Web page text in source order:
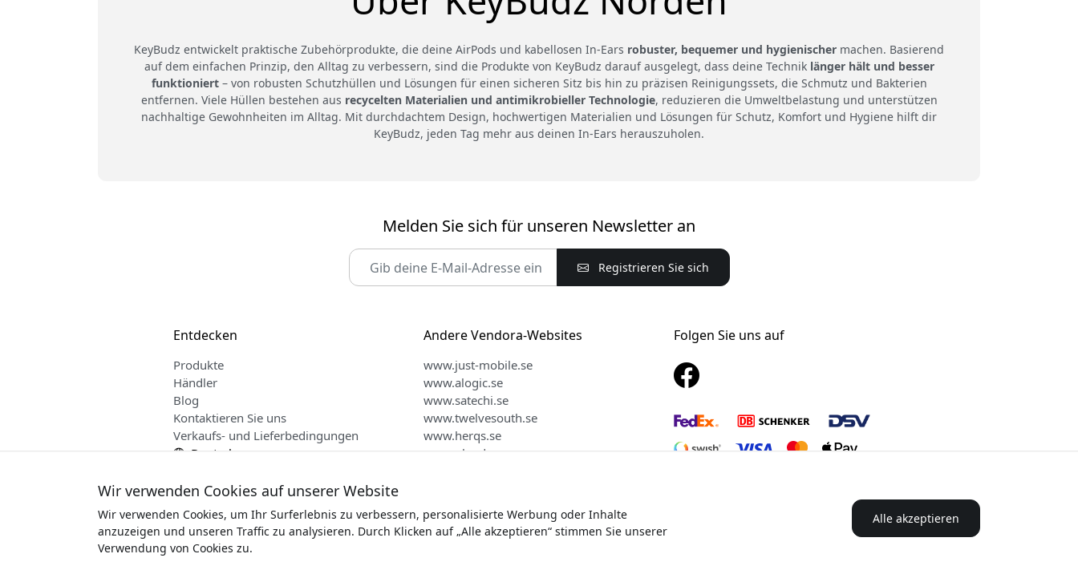
KeyBudz entwickelt praktische Zubehörprodukte, die deine AirPods und kabellosen In-Ears robuster, bequemer und hygienischer machen. Basierend
auf dem einfachen Prinzip, den Alltag zu verbessern, sind die Produkte von KeyBudz darauf ausgelegt, dass deine Technik länger hält und besser
funktioniert– von robusten Schutzhüllen und Lösungen für einen sicheren Sitz bis hin zu präzisen Reinigungssets, die Schmutz und Bakterien
entfernen. Viele Hüllen bestehen aus recycelten Materialien und antimikrobieller Technologie, reduzieren die Umweltbelastung und unterstützen
nachhaltige Gewohnheiten im Alltag. Mit durchdachtem Design, hochwertigen Materialien und Lösungen für Schutz, Komfort und Hygiene hilft dir
KeyBudz, jeden Tag mehr aus deinen In-Ears herauszuholen.
Melden Sie sich für unseren Newsletter an
Registrieren Sie sich
Entdecken
Produkte
Händler
Blog
Kontaktieren Sie uns
Verkaufs- und Lieferbedingungen
Deutsch
Andere Vendora-Websites
www.just-mobile.se
www.alogic.se
www.satechi.se
www.twelvesouth.se
www.herqs.se
www.plaud.se
Folgen Sie uns auf
Wir verwenden Cookies auf unserer Website
Wir verwenden Cookies, um Ihr Surferlebnis zu verbessern, personalisierte Werbung oder Inhalte
anzuzeigen und unseren Traffic zu analysieren. Durch Klicken auf „Alle akzeptieren“ stimmen Sie unserer
Verwendung von Cookies zu.
Alle akzeptieren